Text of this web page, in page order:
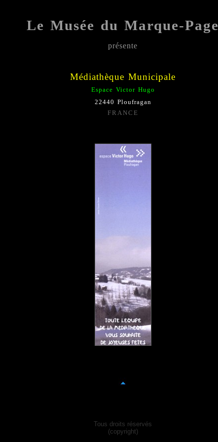
Le Musée du Marque-Page
présente
Médiathèque Municipale
Espace Victor Hugo
22440 Ploufragan
FRANCE
Tous droits réservés
(copyright)